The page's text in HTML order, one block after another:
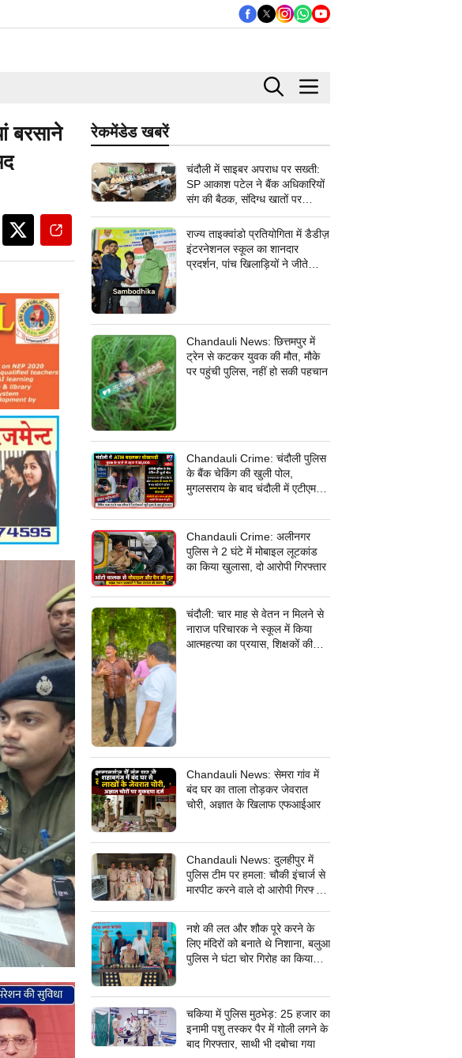
बरसाने
रेकमेंडेड खबरें
चंदौली में साइबर अपराध पर सख्ती:
SP आकाश पटेल ने बैंक अधिकारियों
संग की बैठक, संदिग्ध खातों पर
निगरानी के दिए निर्देश
राज्य ताइक्वांडो प्रतियोगिता में डैडीज़
इंटरनेशनल स्कूल का शानदार
प्रदर्शन, पांच खिलाड़ियों ने जीते
Chandauli News: छित्तमपुर में
ट्रेन से कटकर युवक की मौत, मौके
पर पहुंची पुलिस, नहीं हो सकी पहचान
Chandauli Crime: चंदौली पुलिस
के बैंक चेकिंग की खुली पोल,
मुगलसराय के बाद चंदौली में एटीएम
जांच में जुटी पुलिस
Chandauli Crime: अलीनगर
पुलिस ने 2 घंटे में मोबाइल लूटकांड
का किया खुलासा, दो आरोपी गिरफ्तार
चंदौली: चार माह से वेतन न मिलने से
नाराज परिचारक ने स्कूल में किया
आत्महत्या का प्रयास, शिक्षकों की
Chandauli News: सेमरा गांव में
बंद घर का ताला तोड़कर जेवरात
चोरी, अज्ञात के खिलाफ एफआईआर
Chandauli News: दुलहीपुर में
पुलिस टीम पर हमला: चौकी इंचार्ज से
मारपीट करने वाले दो आरोपी गिरफ्तार,
नशे की लत और शौक पूरे करने के
लिए मंदिरों को बनाते थे निशाना, बलुआ
पुलिस ने घंटा चोर गिरोह का किया
चकिया में पुलिस मुठभेड़: 25 हजार का
इनामी पशु तस्कर पैर में गोली लगने के
बाद गिरफ्तार, साथी भी दबोचा गया